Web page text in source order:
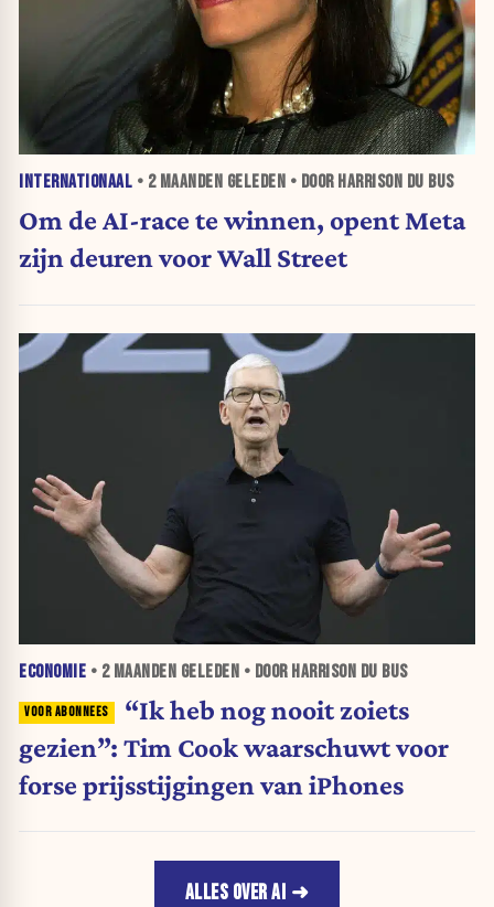
INTERNATIONAAL • 2 MAANDEN GELEDEN • DOOR HARRISON DU BUS
Om de AI-race te winnen, opent Meta
zijn deuren voor Wall Street
ECONOMIE • 2 MAANDEN GELEDEN • DOOR HARRISON DU BUS
“Ik heb nog nooit zoiets
gezien”: Tim Cook waarschuwt voor
forse prijsstijgingen van iPhones
ALLES OVER AI